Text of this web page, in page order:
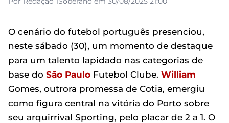
O cenário do futebol português presenciou,
neste sábado (30), um momento de destaque
para um talento lapidado nas categorias de
base do São Paulo Futebol Clube. William
Gomes, outrora promessa de Cotia, emergiu
como figura central na vitória do Porto sobre
seu arquirrival Sporting, pelo placar de 2 a 1. O